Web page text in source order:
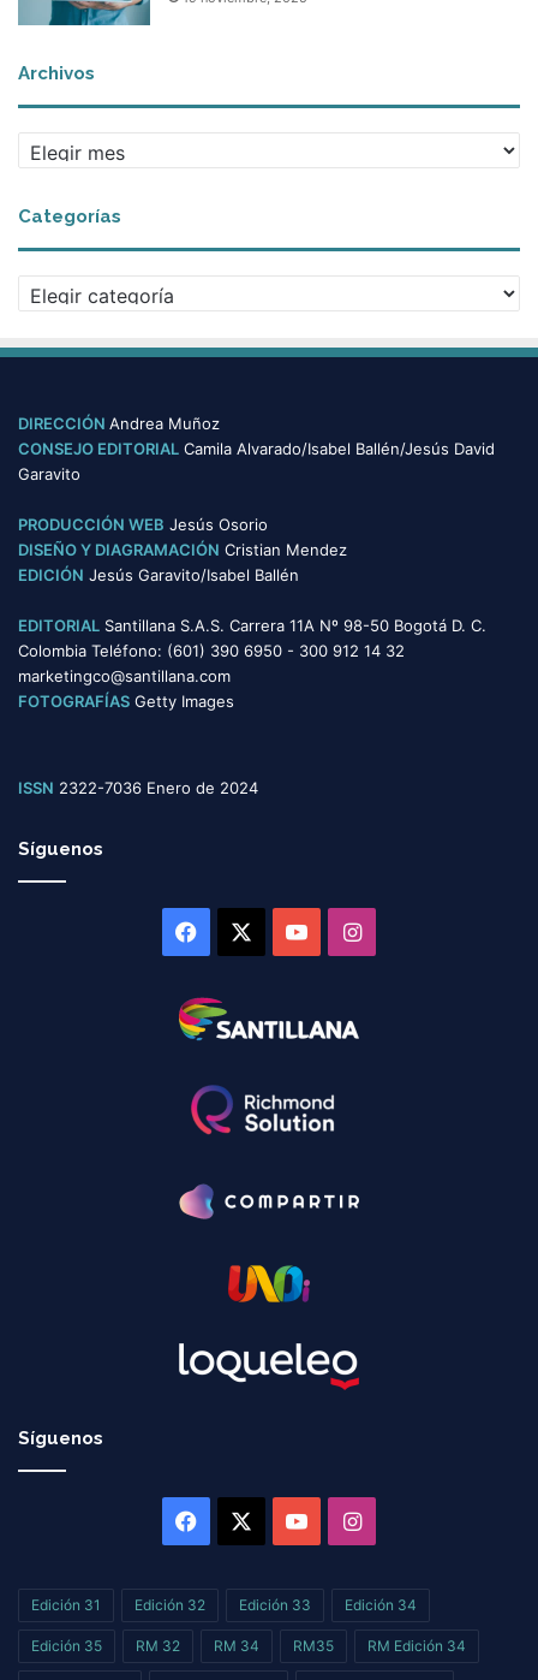
Archivos
r
h
i
v
Categorías
a
e
o
r
í
s
DIRECCIÓN Andrea Muñoz
CONSEJO EDITORIAL Camila Alvarado/Isabel Ballén/Jesús David
Garavito
PRODUCCIÓN WEB Jesús Osorio
DISEÑO Y DIAGRAMACIÓN Cristian Mendez
EDICIÓN Jesús Garavito/Isabel Ballén
EDITORIAL Santillana S.A.S. Carrera 11A Nº 98-50 Bogotá D. C.
Colombia Teléfono: (601) 390 6950 - 300 912 14 32
marketingco@santillana.com
FOTOGRAFÍAS Getty Images
ISSN 2322-7036 Enero de 2024
Síguenos
Facebook YouTubeInstagram
Síguenos
Facebook YouTubeInstagram
Edición 31 Edición 32 Edición 33 Edición 34
Edición 35 RM 32 RM 34 RM35 RM Edición 34